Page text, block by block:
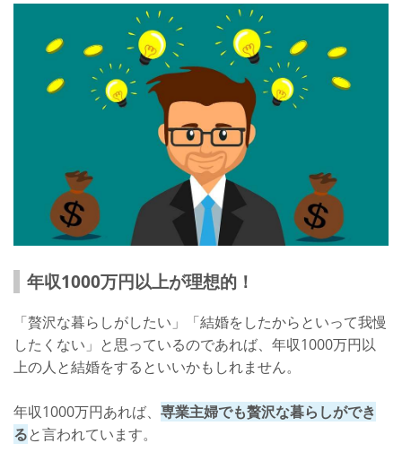
年収1000万円以上が理想的！
「贅沢な暮らしがしたい」「結婚をしたからといって我慢
したくない」と思っているのであれば、年収1000万円以
上の人と結婚をするといいかもしれません。
年収1000万円あれば、 専業主婦でも贅沢な暮らしができ
ると言われています。